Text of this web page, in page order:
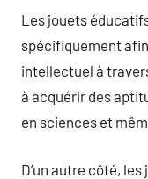
Les jouets
spécifiquement
intellectuel à
à acquérir des
en sciences et
D’un autre côté,